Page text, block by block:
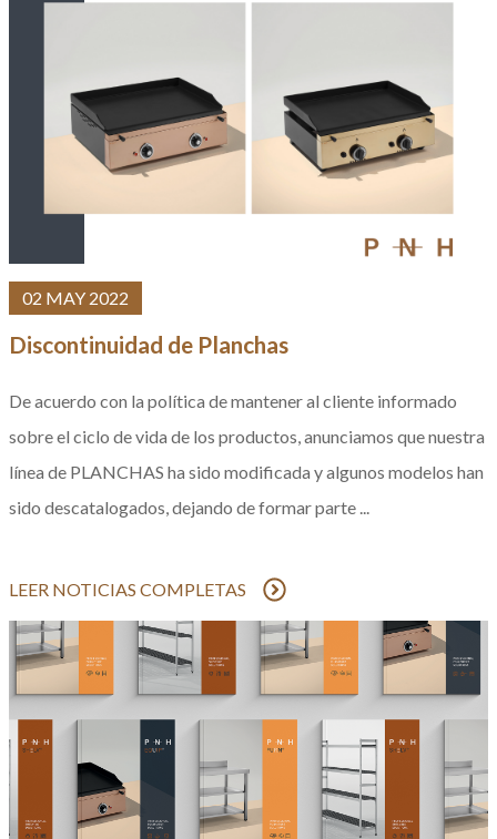
02 MAY 2022
Discontinuidad de Planchas
De acuerdo con la política de mantener al cliente informado
sobre el ciclo de vida de los productos, anunciamos que nuestra
línea de PLANCHAS ha sido modificada y algunos modelos han
sido descatalogados, dejando de formar parte ...
LEER NOTICIAS COMPLETAS